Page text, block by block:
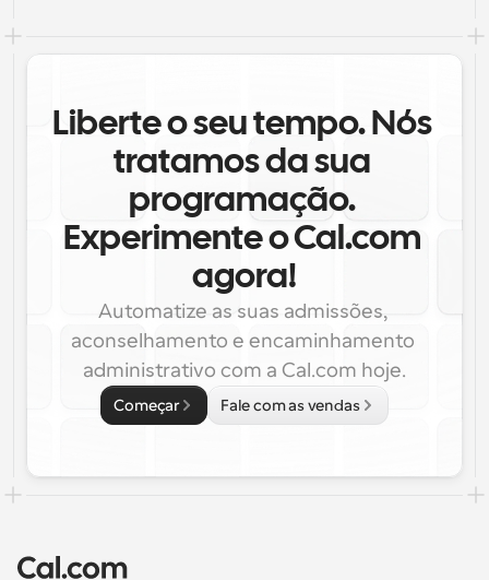
Liberte o seu tempo. Nós
tratamos da sua
programação.
Experimente o Cal.com
agora!
Automatize as suas admissões,
aconselhamento e encaminhamento
administrativo com a Cal.com hoje.
Começar Fale com as vendas